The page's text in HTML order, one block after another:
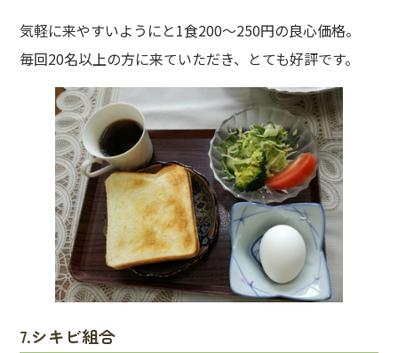
気軽に来やすいようにと1食200～250円の良心価格。
毎回20名以上の方に来ていただき、とても好評です。
7.シキビ組合